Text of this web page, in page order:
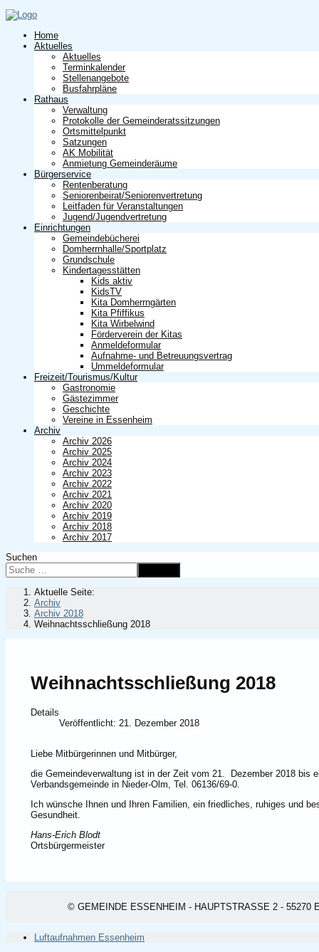
Home
Aktuelles
Aktuelles
Terminkalender
Stellenangebote
Busfahrpläne
Rathaus
Verwaltung
Protokolle der Gemeinderatssitzungen
Ortsmittelpunkt
Satzungen
AK Mobilität
Anmietung Gemeinderäume
Bürgerservice
Rentenberatung
Seniorenbeirat/Seniorenvertretung
Leitfaden für Veranstaltungen
Jugend/Jugendvertretung
Einrichtungen
Gemeindebücherei
Domherrnhalle/Sportplatz
Grundschule
Kindertagesstätten
Kids aktiv
KidsTV
Kita Domherrngärten
Kita Pfiffikus
Kita Wirbelwind
Förderverein der Kitas
Anmeldeformular
Aufnahme- und Betreuungsvertrag
Ummeldeformular
Freizeit/Tourismus/Kultur
Gastronomie
Gästezimmer
Geschichte
Vereine in Essenheim
Archiv
Archiv 2026
Archiv 2025
Archiv 2024
Archiv 2023
Archiv 2022
Archiv 2021
Archiv 2020
Archiv 2019
Archiv 2018
Archiv 2017
Suchen
Aktuelle Seite:
Archiv
Archiv 2018
Weihnachtsschließung 2018
Weihnachtsschließung 2018
Details
Veröffentlicht: 21. Dezember 2018
Liebe Mitbürgerinnen und Mitbürger,
die Gemeindeverwaltung ist in der Zeit vom 21. Dezember 2018 bis
Verbandsgemeinde in Nieder-Olm, Tel. 06136/69-0.
Ich wünsche Ihnen und Ihren Familien, ein friedliches, ruhiges und
Gesundheit.
Hans-Erich Blodt
Ortsbürgermeister
© GEMEINDE ESSENHEIM - HAUPTSTRASSE 2 - 55270
Luftaufnahmen Essenheim